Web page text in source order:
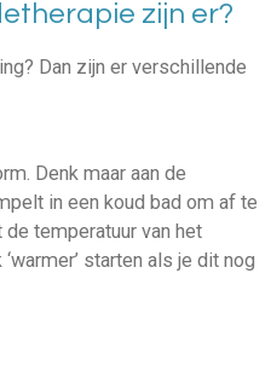
zijn er?
Dan zijn er verschillende
Denk maar aan de
in een koud bad om af te
de temperatuur van het
starten als je dit nog